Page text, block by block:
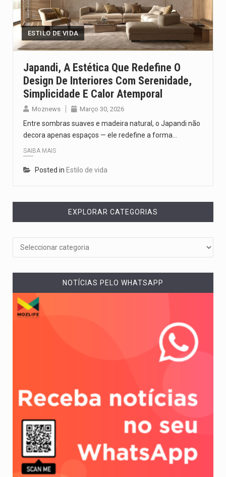
O programa, cuja implementação está prevista entre abril de 2026…
A final coloca frente a frente duas equipas que chegaram…
ESTILO DE VIDA
Japandi, A Estética Que Redefine O
Design De Interiores Com Serenidade,
Simplicidade E Calor Atemporal
Moznews Março 30, 2026
Entre sombras suaves e madeira natural, o Japandi não
decora apenas espaços — ele redefine a forma…
SAIBA MAIS
Posted in Estilo de vida
EXPLORAR CATEGORIAS
NOTÍCIAS PELO WHATSAPP